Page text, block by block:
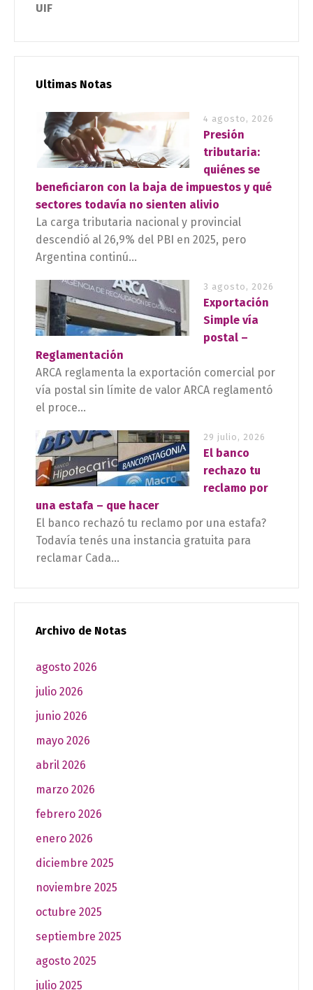
UIF
Ultimas Notas
4 agosto, 2026
Presión
tributaria:
quiénes se
beneficiaron con la baja de impuestos y qué
sectores todavía no sienten alivio
La carga tributaria nacional y provincial
descendió al 26,9% del PBI en 2025, pero
Argentina continú...
3 agosto, 2026
Exportación
Simple vía
postal –
Reglamentación
ARCA reglamenta la exportación comercial por
vía postal sin límite de valor ARCA reglamentó
el proce...
29 julio, 2026
El banco
rechazo tu
reclamo por
una estafa – que hacer
El banco rechazó tu reclamo por una estafa?
Todavía tenés una instancia gratuita para
reclamar Cada...
Archivo de Notas
agosto 2026
julio 2026
junio 2026
mayo 2026
abril 2026
marzo 2026
febrero 2026
enero 2026
diciembre 2025
noviembre 2025
octubre 2025
septiembre 2025
agosto 2025
julio 2025